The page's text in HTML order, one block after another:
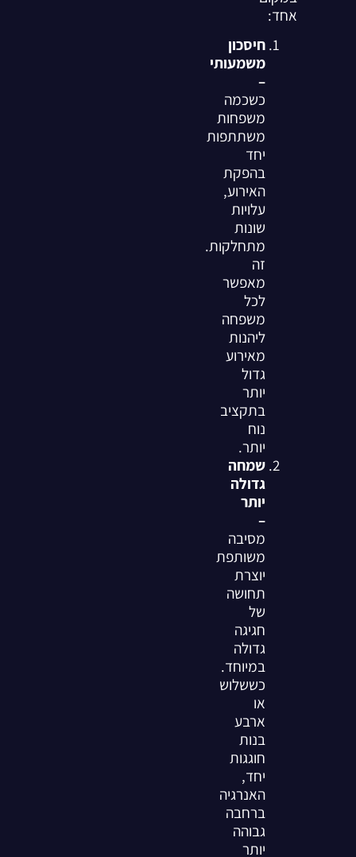
אחד:
חיסכון
משמעותי
–
כשכמה
משפחות
משתתפות
יחד
בהפקת
האירוע,
עלויות
שונות
מתחלקות.
זה
מאפשר
לכל
משפחה
ליהנות
מאירוע
גדול
יותר
בתקציב
נוח
יותר.
שמחה
גדולה
יותר
–
מסיבה
משותפת
יוצרת
תחושה
של
חגיגה
גדולה
במיוחד.
כששלוש
או
ארבע
בנות
חוגגות
יחד,
האנרגיה
ברחבה
גבוהה
יותר